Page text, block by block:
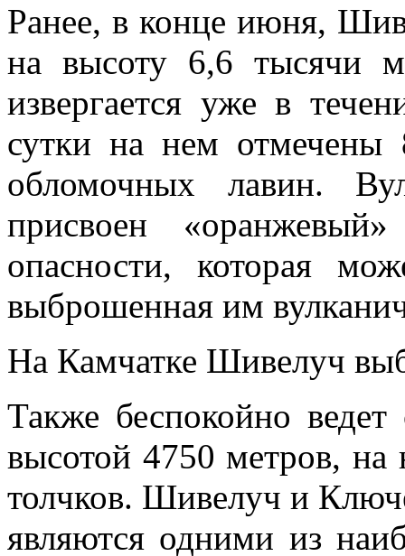
Ранее, в конце июня,
на высоту 6,6 тысячи
извергается уже в
сутки на нем отмечены
обломочных лавин.
присвоен
опасности, которая
выброшенная им
На Камчатке Шивелуч
Также беспокойно ведет
высотой 4750 метров,
толчков. Шивелуч и
являются одними из